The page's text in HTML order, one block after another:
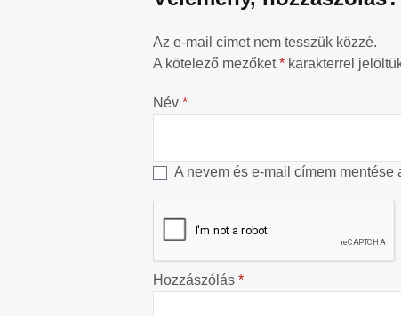
Az e-mail címet nem tesszük közzé.
A kötelező mezőket* karakterrel
Név *
A nevem és e-mail címem
Hozzászólás *